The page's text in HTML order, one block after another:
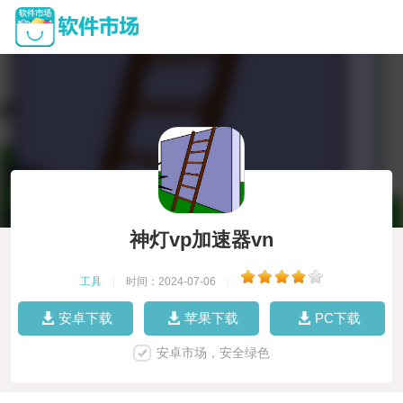
神灯vp加速器vn
工具 时间：2024-07-06
安卓下载 苹果下载 PC下载
安卓市场，安全绿色